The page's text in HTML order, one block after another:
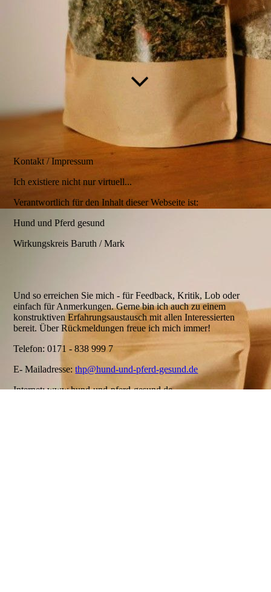
Kontakt / Impressum
Ich existiere nicht nur virtuell...
Verantwortlich für den Inhalt dieser Webseite ist:
Hund und Pferd gesund
Wirkungskreis Baruth / Mark
Und so erreichen Sie mich - für Feedback, Kritik, Lob oder
einfach für Anmerkungen. Gerne bin ich auch zu einem
konstruktiven Erfahrungsaustausch mit allen Interessierten
bereit. Über Rückmeldungen freue ich mich immer!
Telefon: 0171 - 838 999 7
E- Mailadresse:thp@hund-und-pferd-gesund.de
Internet: www.hund-und-pferd-gesund.de